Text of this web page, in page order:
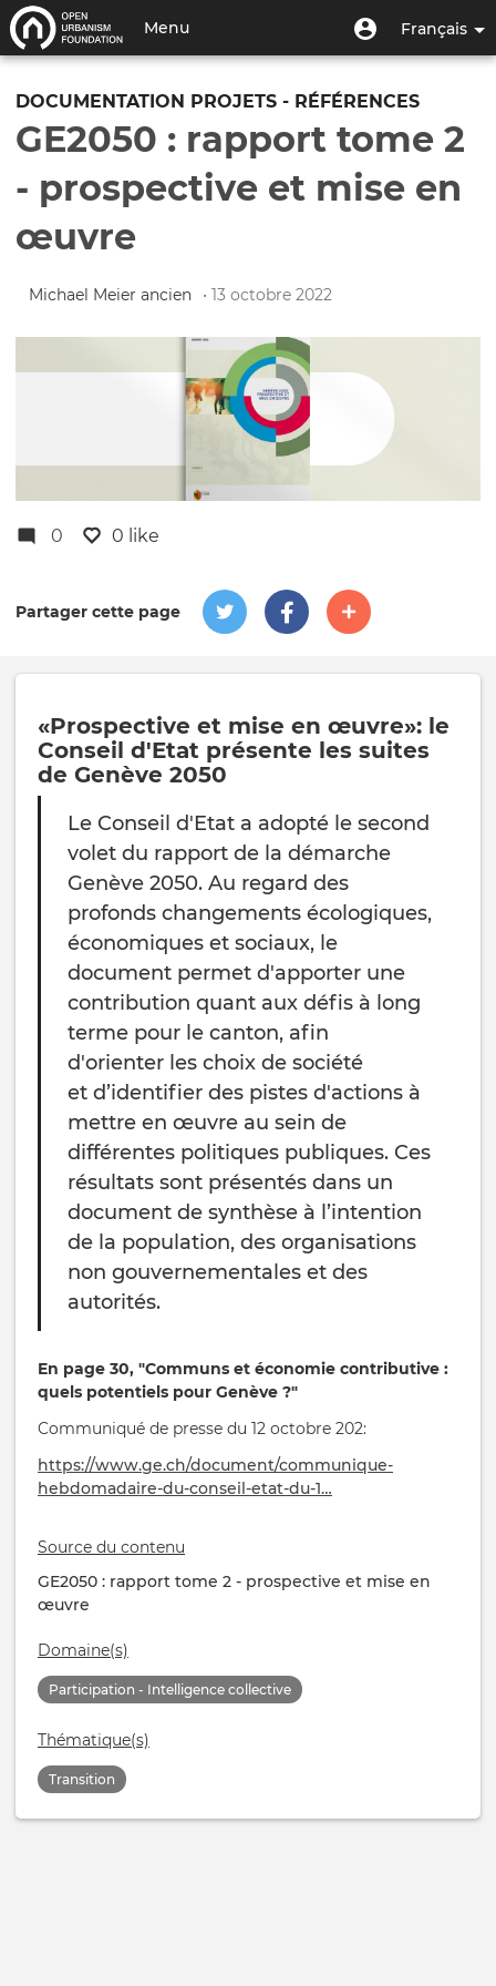
contenu
Français
Menu
du
compte
de
l'utilisateur
Menu
utilisateur
Menu
Toggle
navigation
DOCUMENTATION PROJETS - RÉFÉRENCES
GE2050 : rapport tome 2
- prospective et mise en
œuvre
Michael Meier ancien • 13 octobre 2022
0 0 like
Partager cette page
«Prospective et mise en œuvre»: le
Conseil d'Etat présente les suites
de Genève 2050
Le Conseil d'Etat a adopté le second
volet du rapport de la démarche
Genève 2050. Au regard des
profonds changements écologiques,
économiques et sociaux, le
document permet d'apporter une
contribution quant aux défis à long
terme pour le canton, afin
d'orienter les choix de société
et d’identifier des pistes d'actions à
mettre en œuvre au sein de
différentes politiques publiques. Ces
résultats sont présentés dans un
document de synthèse à l’intention
de la population, des organisations
non gouvernementales et des
autorités.
En page 30, "Communs et économie contributive :
quels potentiels pour Genève ?"
Communiqué de presse du 12 octobre 202:
https://www.ge.ch/document/communique-
hebdomadaire-du-conseil-etat-du-1…
Source du contenu
GE2050 : rapport tome 2 - prospective et mise en
œuvre
Domaine(s)
Participation - Intelligence collective
Thématique(s)
Transition